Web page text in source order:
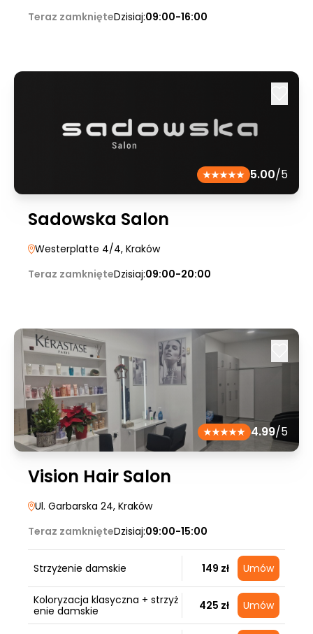
Teraz zamknięteDzisiaj:09:00-16:00
5.00/5
Sadowska Salon
Westerplatte 4/4, Kraków
Teraz zamknięteDzisiaj:09:00-20:00
4.99/5
Vision Hair Salon
Ul. Garbarska 24, Kraków
Teraz zamknięteDzisiaj:09:00-15:00
Strzyżenie damskie 149 zł Umów
Koloryzacja klasyczna + strzyż
enie damskie
425 zł Umów